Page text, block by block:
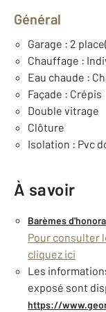
Général
Garage : 2
Chauffage :
Eau chaude :
Façade : Crépis
Double vitrage
Clôture
Isolation : Pvc
À savoir
Barèmes
Pour consulter
cliquez ici
Les
exposé sont
https://